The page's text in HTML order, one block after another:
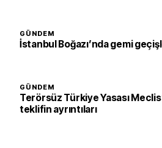
GÜNDEM
İstanbul Boğazı’nda gemi
GÜNDEM
Terörsüz Türkiye Yasası
teklifin ayrıntıları